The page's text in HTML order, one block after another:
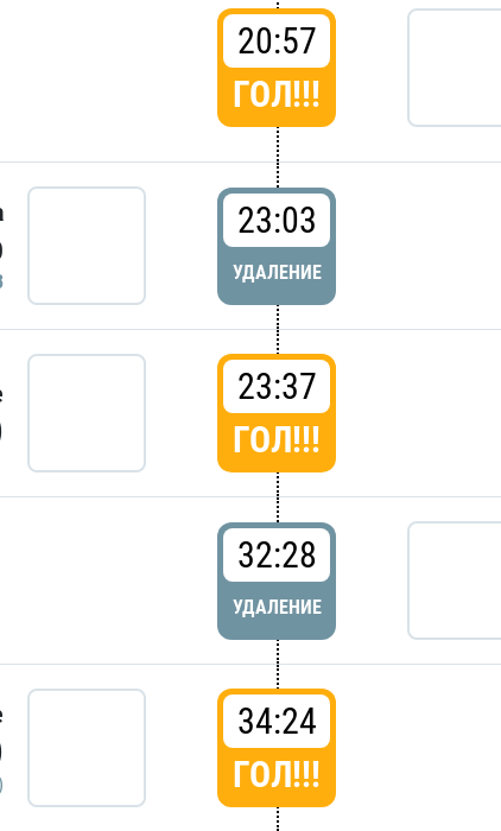
20:57
ГОЛ!!!
23:03
УДАЛЕНИЕ
23:37
ГОЛ!!!
32:28
УДАЛЕНИЕ
34:24
ГОЛ!!!